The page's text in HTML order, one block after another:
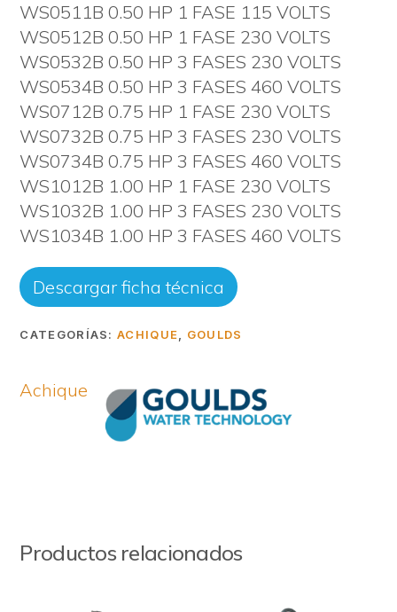
WS0511B 0.50 HP 1 FASE 115 VOLTS
WS0512B 0.50 HP 1 FASE 230 VOLTS
WS0532B 0.50 HP 3 FASES 230 VOLTS
WS0534B 0.50 HP 3 FASES 460 VOLTS
WS0712B 0.75 HP 1 FASE 230 VOLTS
WS0732B 0.75 HP 3 FASES 230 VOLTS
WS0734B 0.75 HP 3 FASES 460 VOLTS
WS1012B 1.00 HP 1 FASE 230 VOLTS
WS1032B 1.00 HP 3 FASES 230 VOLTS
WS1034B 1.00 HP 3 FASES 460 VOLTS
Descargar ficha técnica
CATEGORÍAS:ACHIQUE GOULDS
Achique
Productos relacionados